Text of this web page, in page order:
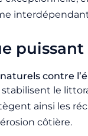
contre
le
ainsi les
côtière.